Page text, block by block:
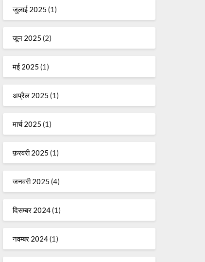
जुलाई 2025 (1)
जून 2025 (2)
मई 2025 (1)
अप्रैल 2025 (1)
मार्च 2025 (1)
फ़रवरी 2025 (1)
जनवरी 2025 (4)
दिसम्बर 2024(1)
नवम्बर 2024(1)